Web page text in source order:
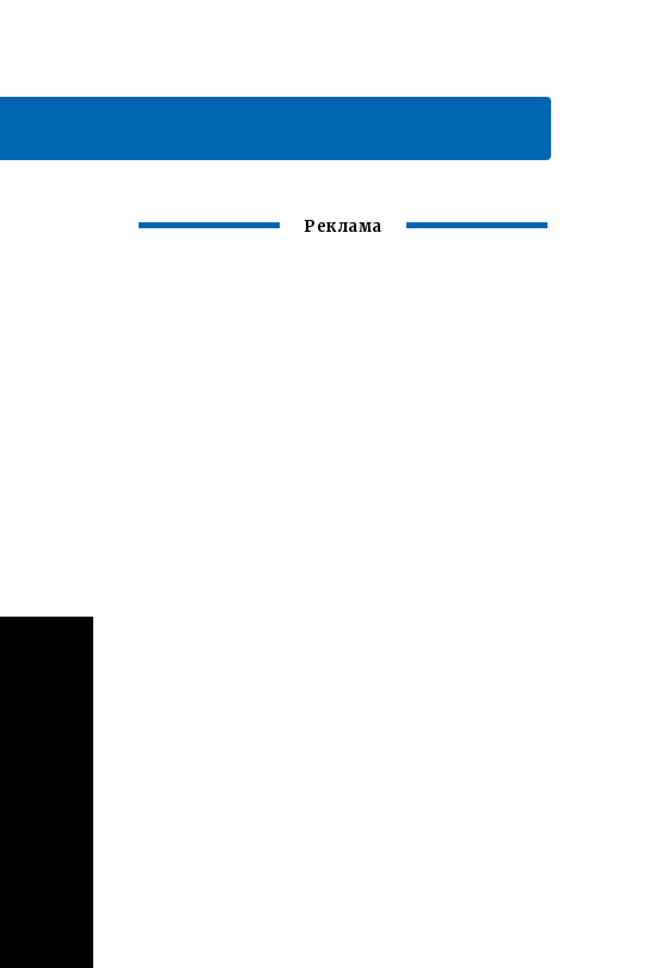
Реклама